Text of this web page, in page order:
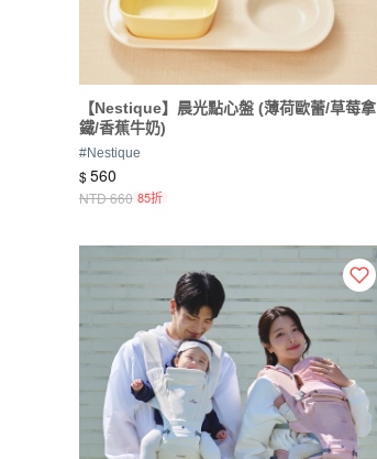
【Nestique】晨光點心盤 (薄荷歐蕾/草莓拿
鐵/香蕉牛奶)
#Nestique
$560
NTD660 85折